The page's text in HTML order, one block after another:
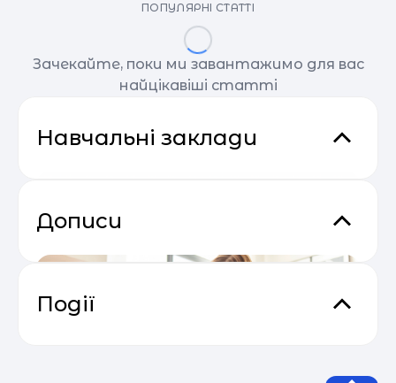
ПОПУЛЯРНІ СТАТТІ
Зачекайте, поки ми завантажимо для вас
найцікавіші статті
Навчальні заклади
Дописи
Події